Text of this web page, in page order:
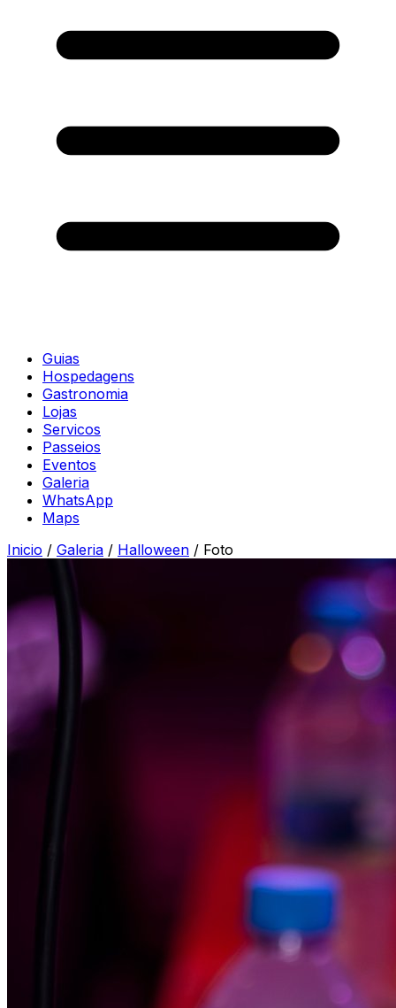
Guias
Hospedagens
Gastronomia
Lojas
Servicos
Passeios
Eventos
Galeria
WhatsApp
Maps
Inicio / Galeria / Halloween / Foto